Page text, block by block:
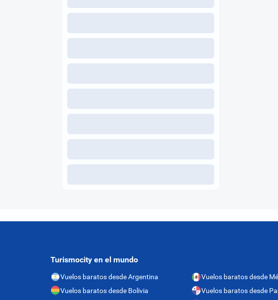
Turismocity en el mundo
Vuelos baratos desde Argentina
Vuelos baratos desde Bolivia
Vuelos baratos desde
Vuelos baratos desde